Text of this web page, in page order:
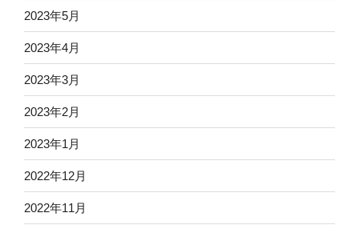
2023年5月
2023年4月
2023年3月
2023年2月
2023年1月
2022年12月
2022年11月